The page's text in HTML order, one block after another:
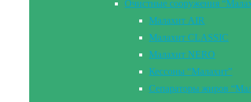
Очистные сооружения
Малахит AIR
Малахит CLASSIC
Малахит NERO
Кессоны “Малахит”
Сепараторы жиров